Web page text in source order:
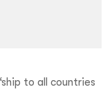
to all countries